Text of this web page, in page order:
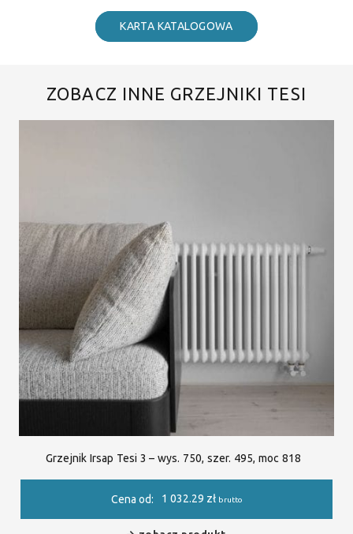
KARTA KATALOGOWA
ZOBACZ INNE GRZEJNIKI TESI
Grzejnik Irsap Tesi 3 – wys. 750, szer. 495, moc 818
Cena od: 1 032.29 zł brutto